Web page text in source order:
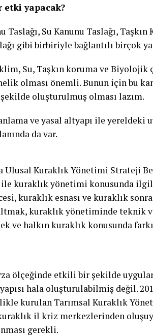
etki yapacak?
Taslağı, Su Kanunu Taslağı,
gibi birbiriyle bağlantılı birçok
Su, Taşkın koruma ve
olması önemli. Bunun için bu
oluşturulmuş olması lazım.
ve yasal altyapı ile yereldeki
da var.
Ulusal Kuraklık Yönetimi Strateji
ile kuraklık yönetimi konusunda
kuraklık esnası ve kuraklık
kuraklık yönetiminde teknik
ve halkın kuraklık konusunda
ölçeğinde etkili bir şekilde
hala oluşturulabilmiş değil.
kurulan Tarımsal Kuraklık
il kriz merkezlerinden
gerekli.